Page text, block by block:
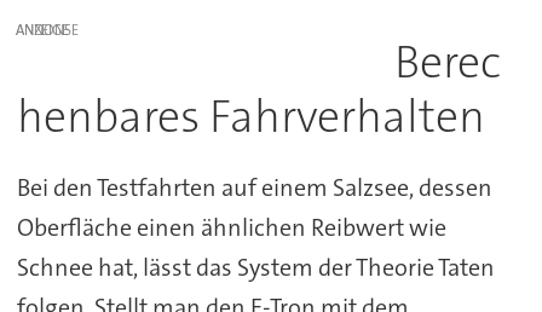
ANZEIGE
Berec
henbares Fahrverhalten
Bei den Testfahrten auf einem Salzsee, dessen
Oberfläche einen ähnlichen Reibwert wie
Schnee hat, lässt das System der Theorie Taten